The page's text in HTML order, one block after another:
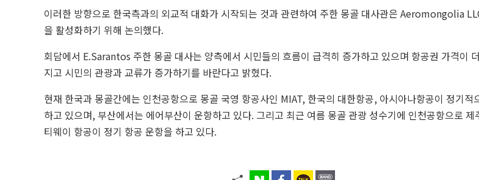
이러한 방향으로 한국측과의 외교적 대화가 시작되는 것과 관련하여 주한 몽골 대사관은 Aeromongolia
을 활성화하기 위해 논의했다.
회담에서 E.Sarantos 주한 몽골 대사는 양측에서 시민들의 흐름이 급격히 증가하고 있으며 항공권 가격이
지고 시민의 관광과 교류가 증가하기를 바란다고 밝혔다.
현재 한국과 몽골간에는 인천공항으로 몽골 국영 항공사인 MIAT, 한국의 대한항공, 아시아나항공이 정기적
하고 있으며, 부산에서는 에어부산이 운항하고 있다. 그리고 최근 여름 몽골 관광 성수기에 인천공항으로 제
티웨이 항공이 정기 항공 운항을 하고 있다.